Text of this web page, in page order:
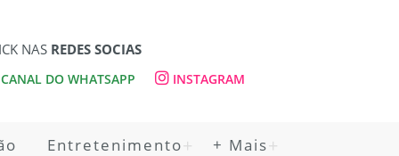
NAS REDES SOCIAS
CANAL DO WHATSAPP INSTAGRAM
Entretenimento + Mais